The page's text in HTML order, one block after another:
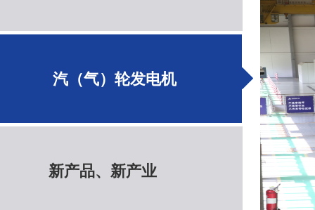
汽（气）轮发电机
新产品、新产业